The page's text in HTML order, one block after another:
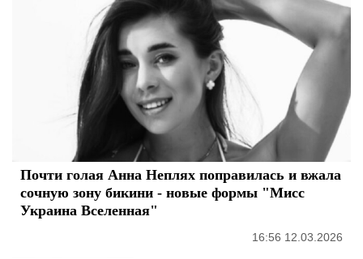
Почти голая Анна Неплях поправилась и вжала
сочную зону бикини - новые формы "Мисс
Украина Вселенная"
16:56 12.03.2026